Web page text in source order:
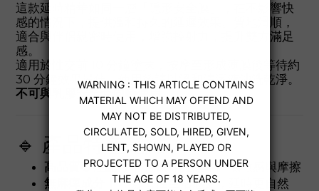
這款延時精華如同一層「隱形安全膜」，在不影響快
感的情況下，提供溫和持久的延遲效果。質地滑順，
適合與伴侶親密時使用，增強控射力，提升雙方滿足
感。
適用於性交前 10 分鐘塗抹，按摩至形成薄膜後等待約
30 分鐘效果最佳。使用後請以溫和清潔液沖洗乾淨。
不可與乳膠安全套同時使用。
🔹 產品特色亮點：
高品質矽性配方｜形成保護膜，降低敏感與摩擦
無麻痺成分｜ 不影響性生活感受，延時更自然